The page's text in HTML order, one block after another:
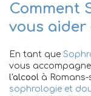
Comment
vous aider
En tant que
vous
l'alcool à Romans-
sophrologie et